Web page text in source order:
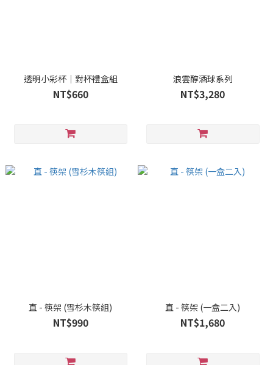
透明小彩杯│對杯禮盒組
NT$660
浪雲醇酒球系列
NT$3,280
直 - 筷架 (雪杉木筷組)
NT$990
直 - 筷架 (一盒二入)
NT$1,680